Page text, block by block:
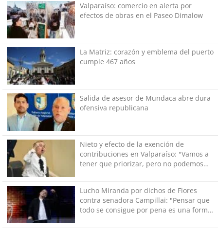
Valparaíso: comercio en alerta por
efectos de obras en el Paseo Dimalow
La Matriz: corazón y emblema del puerto
cumple 467 años
Salida de asesor de Mundaca abre dura
ofensiva republicana
Nieto y efecto de la exención de
contribuciones en Valparaíso: "Vamos a
tener que priorizar, pero no podemos
Lucho Miranda por dichos de Flores
contra senadora Campillai: "Pensar que
todo se consigue por pena es una forma